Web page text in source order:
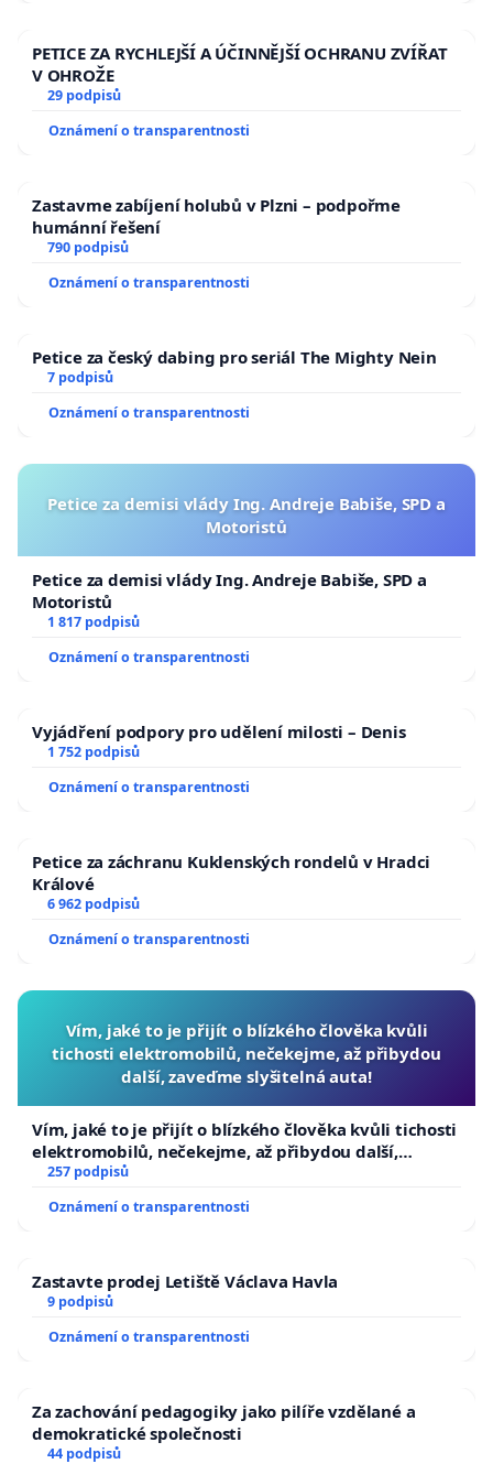
PETICE ZA RYCHLEJŠÍ A ÚČINNĚJŠÍ OCHRANU ZVÍŘAT
V OHROŽE
29 podpisů
Oznámení o transparentnosti
Zastavme zabíjení holubů v Plzni – podpořme
humánní řešení
790 podpisů
Oznámení o transparentnosti
Petice za český dabing pro seriál The Mighty Nein
7 podpisů
Oznámení o transparentnosti
Petice za demisi vlády Ing. Andreje Babiše, SPD a
Motoristů
Petice za demisi vlády Ing. Andreje Babiše, SPD a
Motoristů
1 817 podpisů
Oznámení o transparentnosti
Vyjádření podpory pro udělení milosti – Denis
1 752 podpisů
Oznámení o transparentnosti
Petice za záchranu Kuklenských rondelů v Hradci
Králové
6 962 podpisů
Oznámení o transparentnosti
Vím, jaké to je přijít o blízkého člověka kvůli
tichosti elektromobilů, nečekejme, až přibydou
další, zaveďme slyšitelná auta!
Vím, jaké to je přijít o blízkého člověka kvůli tichosti
elektromobilů, nečekejme, až přibydou další,
zaveďme slyšitelná auta!
257 podpisů
Oznámení o transparentnosti
Zastavte prodej Letiště Václava Havla
9 podpisů
Oznámení o transparentnosti
Za zachování pedagogiky jako pilíře vzdělané a
demokratické společnosti
44 podpisů